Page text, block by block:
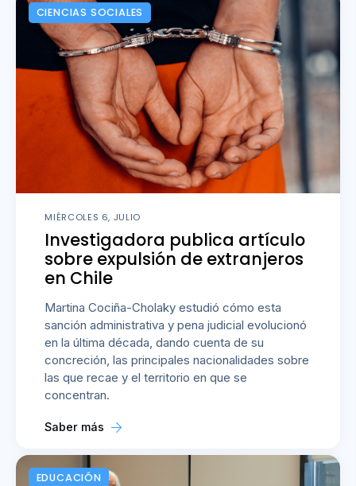
CIENCIAS SOCIALES
MIÉRCOLES 6, JULIO
Investigadora publica artículo
sobre expulsión de extranjeros
en Chile
Martina Cociña-Cholaky estudió cómo esta
sanción administrativa y pena judicial evolucionó
en la última década, dando cuenta de su
concreción, las principales nacionalidades sobre
las que recae y el territorio en que se
concentran.
Saber más
EDUCACIÓN